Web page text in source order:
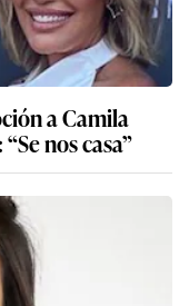
a Camila
nos casa”